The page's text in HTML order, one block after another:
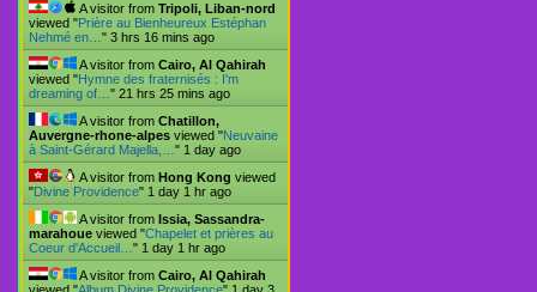
A visitor from Tripoli, Liban-nord
viewed "Prière au Bienheureux Estéphan
Nehmé en… " 3 hrs 16 mins ago
A visitor from Cairo, Al Qahirah
viewed "Hymne des fraternisés : I'm
dreaming of… " 21 hrs 25 mins ago
A visitor from Chatillon,
Auvergne-rhone-alpes viewed "Neuvaine
à Saint-Gérard Majella,… " 1 day ago
A visitor from Hong Kong viewed
"Divine Providence" 1 day 1 hr ago
A visitor from Issia, Sassandra-
marahoue viewed "Chapelet et prières au
Coeur d'Accueil… " 1 day 1 hr ago
A visitor from Cairo, Al Qahirah